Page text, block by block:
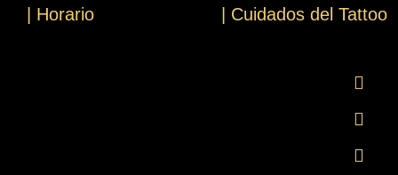
| Horario
| Cuidados del Tattoo